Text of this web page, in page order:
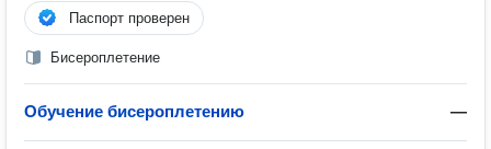
Паспорт проверен
Бисероплетение
Обучение бисероплетению —